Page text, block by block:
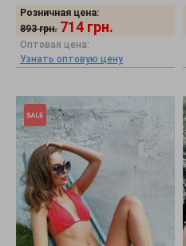
Розничная цена:
893 грн. 714 грн.
Оптовая цена:
Узнать оптовую цену